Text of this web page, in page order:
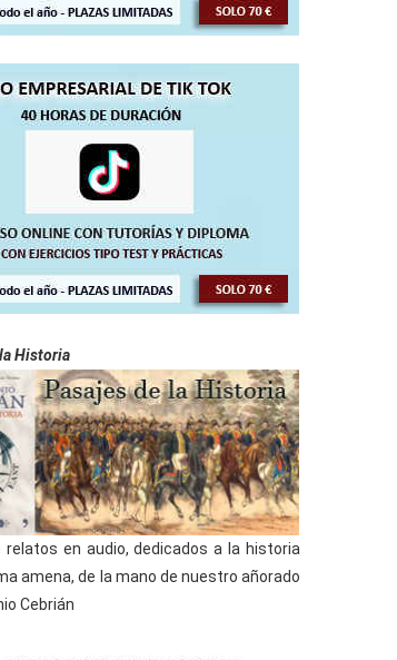
Historia
relatos en audio, dedicados a la historia
amena, de la mano de nuestro añorado
Cebrián